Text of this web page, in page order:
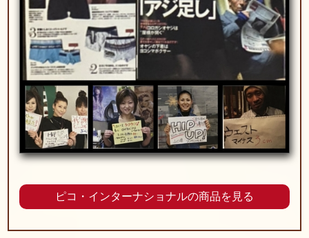
ピコ・インターナショナルの商品を見る